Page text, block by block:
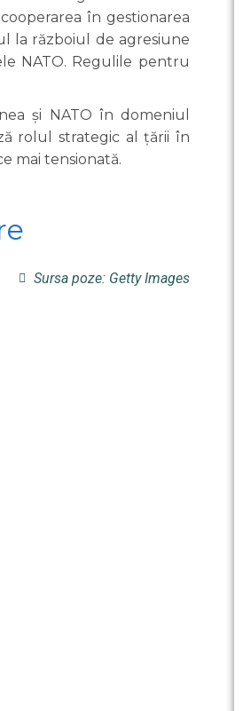
în gestionarea
la războiul de agresiune
NATO. Regulile pentru
și NATO în domeniul
rolul strategic al țării în
mai tensionată.
Sursa poze: Getty Images